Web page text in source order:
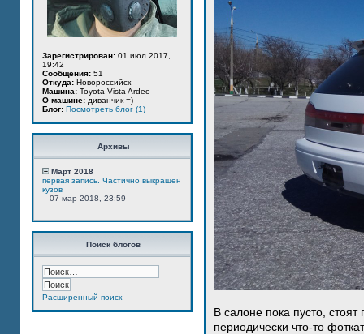
Зарегистрирован: 01 июл 2017,
19:42
Сообщения: 51
Откуда: Новороссийск
Машина: Toyota Vista Ardeo
О машине: диванчик =)
Блог: Посмотреть блог (1)
Архивы
Март 2018
первая запись. Частично выкрашен
кузов
07 мар 2018, 23:59
Поиск блогов
Расширенный поиск
В салоне пока пусто,
периодически что-то